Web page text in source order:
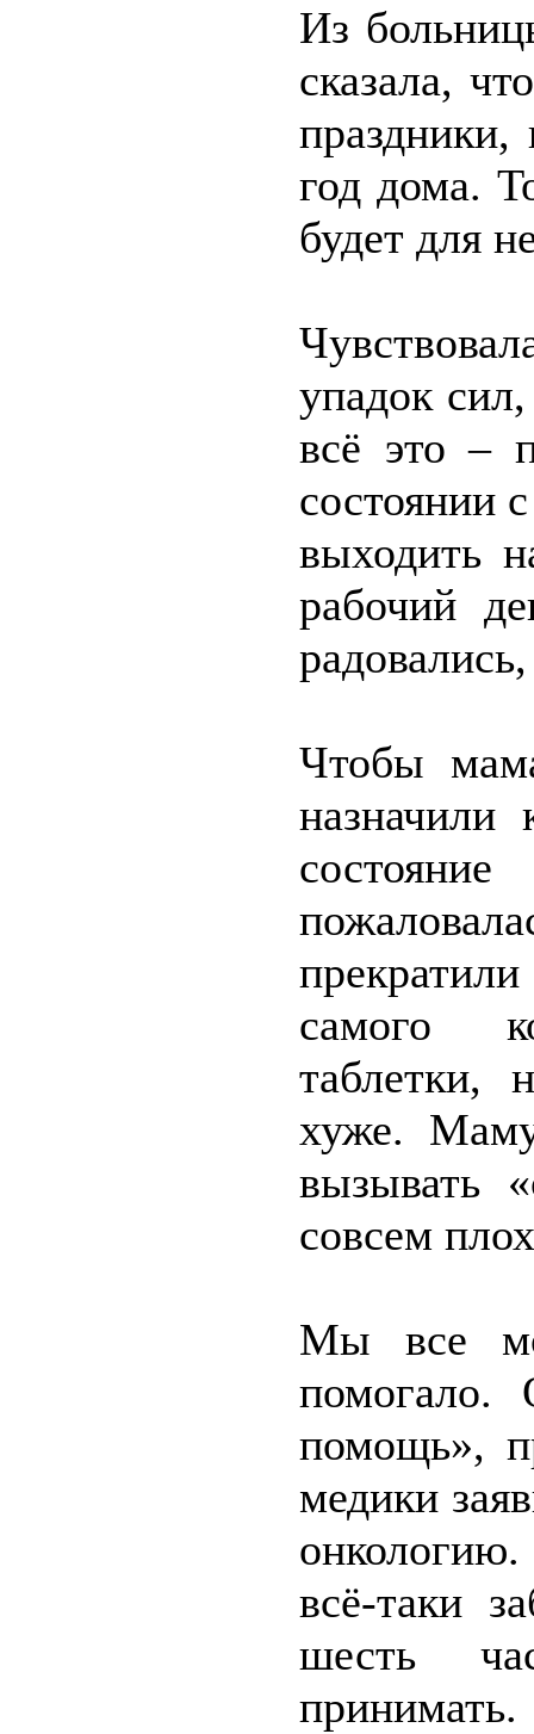
Из
сказала,
праздники,
год дома.
будет для
упадок
всё это –
состоянии
выходить
рабочий
Чтобы
назначили
самого
таблетки,
хуже.
вызывать
совсем
Мы все
помогало.
помощь»,
медики
всё-таки
шесть
принимать.